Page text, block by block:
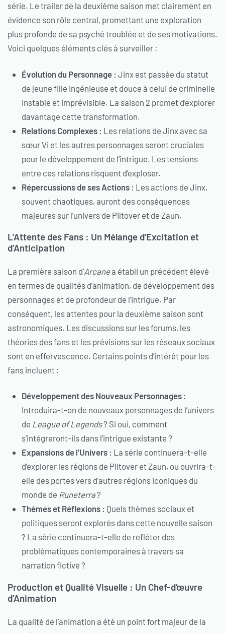
série. Le trailer de la deuxième saison met clairement en
évidence son rôle central, promettant une exploration
plus profonde de sa psyché troublée et de ses motivations.
Voici quelques éléments clés à surveiller :
Évolution du Personnage : Jinx est passée du statut
de jeune fille ingénieuse et douce à celui de criminelle
instable et imprévisible. La saison 2 promet d’explorer
davantage cette transformation.
Relations Complexes : Les relations de Jinx avec sa
sœur Vi et les autres personnages seront cruciales
pour le développement de l’intrigue. Les tensions
entre ces relations risquent d’exploser.
Répercussions de ses Actions : Les actions de Jinx,
souvent chaotiques, auront des conséquences
majeures sur l’univers de Piltover et de Zaun.
L’Attente des Fans : Un Mélange d’Excitation et
d’Anticipation
La première saison d’Arcanea établi un précédent élevé
en termes de qualités d’animation, de développement des
personnages et de profondeur de l’intrigue. Par
conséquent, les attentes pour la deuxième saison sont
astronomiques. Les discussions sur les forums, les
théories des fans et les prévisions sur les réseaux sociaux
sont en effervescence. Certains points d’intérêt pour les
fans incluent :
Développement des Nouveaux Personnages :
Introduira-t-on de nouveaux personnages de l’univers
de League of Legends? Si oui, comment
s’intégreront-ils dans l’intrigue existante ?
Expansions de l’Univers : La série continuera-t-elle
d’explorer les régions de Piltover et Zaun, ou ouvrira-t-
elle des portes vers d’autres régions iconiques du
monde de Runeterra?
Thèmes et Réflexions : Quels thèmes sociaux et
politiques seront explorés dans cette nouvelle saison
? La série continuera-t-elle de refléter des
problématiques contemporaines à travers sa
narration fictive ?
Production et Qualité Visuelle : Un Chef-d’œuvre
d’Animation
La qualité de l’animation a été un point fort majeur de la